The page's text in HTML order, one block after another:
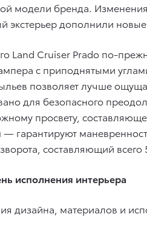
модели бренда.
экстерьер дополнили
Land Cruiser Prado по-
с приподнятыми
позволяет лучше
для безопасного
просвету,
— гарантируют
составляющий всего
исполнения интерьера
дизайна, материалов и